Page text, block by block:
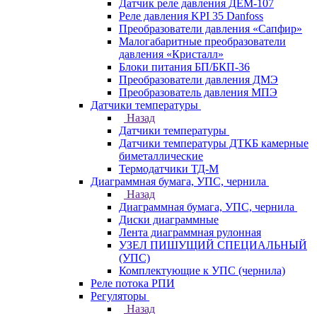
Датчик реле давления ДЕМ-107
Реле давления KPI 35 Danfoss
Преобразователи давления «Сапфир»
Малогабаритные преобразователи
давления «Кристалл»
Блоки питания БП/БКП-36
Преобразователи давления ДМЭ
Преобразователь давления МПЭ
Датчики температуры
Назад
Датчики температуры
Датчики температуры ДТКБ камерные
биметаллические
Термодатчики ТД-М
Диаграммная бумага, УПС, чернила
Назад
Диаграммная бумага, УПС, чернила
Диски диаграммные
Лента диаграммная рулонная
УЗЕЛ ПИШУЩИЙ СПЕЦИАЛЬНЫЙ
(УПС)
Комплектующие к УПС (чернила)
Реле потока РПИ
Регуляторы
Назад